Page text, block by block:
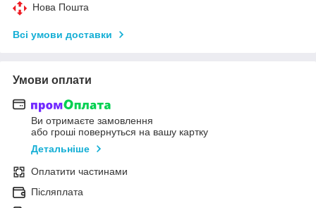
Нова Пошта
Всі умови доставки
Умови оплати
Ви отримаєте замовлення
або гроші повернуться на вашу картку
Детальніше
Оплатити частинами
Післяплата